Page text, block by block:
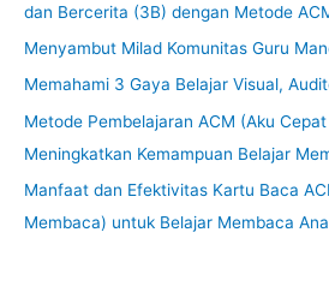
dan Bercerita (3B) dengan Metode
Menyambut Milad Komunitas Guru
Memahami 3 Gaya Belajar Visual,
Metode Pembelajaran ACM (Aku
Meningkatkan Kemampuan Belajar
Manfaat dan Efektivitas Kartu Baca
Membaca) untuk Belajar Membaca